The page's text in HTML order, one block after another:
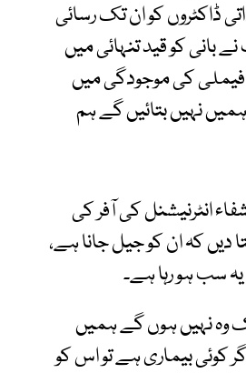
ڈاکٹروں کو ان تک رسائی
بانی کو قید تنہائی میں
فیملی کی موجودگی میں
نہیں بتائیں گے ہم
انٹرنیشنل کی آفر کی
دیں کہ ان کو جیل جانا ہے،
سب ہو رہا ہے۔
وہ نہیں ہوں گے ہمیں
کوئی بیماری ہے تو اس کو